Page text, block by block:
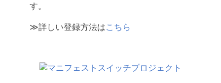
す。
≫詳しい登録方法はこちら